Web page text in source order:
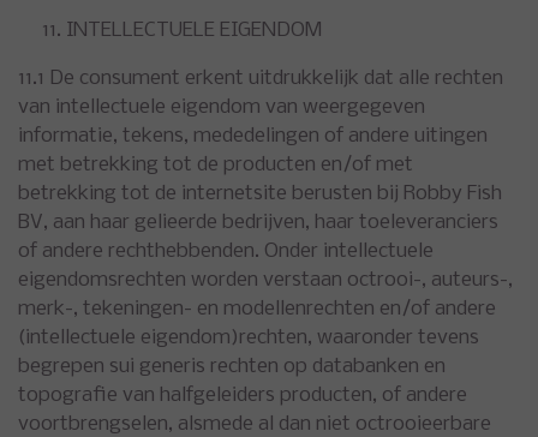
INTELLECTUELE EIGENDOM
11.1 De consument erkent uitdrukkelijk dat alle rechten
van intellectuele eigendom van weergegeven
informatie, tekens, mededelingen of andere uitingen
met betrekking tot de producten en/of met
betrekking tot de internetsite berusten bij Robby Fish
BV, aan haar gelieerde bedrijven, haar toeleveranciers
of andere rechthebbenden. Onder intellectuele
eigendomsrechten worden verstaan octrooi-, auteurs-,
merk-, tekeningen- en modellenrechten en/of andere
(intellectuele eigendom)rechten, waaronder tevens
begrepen sui generis rechten op databanken en
topografie van halfgeleiders producten, of andere
voortbrengselen, alsmede al dan niet octrooieerbare